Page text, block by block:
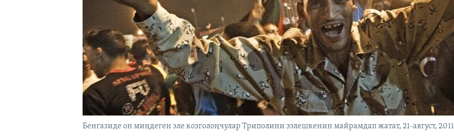
Бенгазиде он миңдеген эле козголоңчулар Триполини ээлешкенин майрамдап жатат, 21-август, 2011